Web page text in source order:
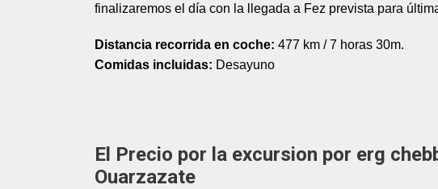
finalizaremos el día con la llegada a Fez prevista para
Distancia recorrida en coche: 477 km / 7 horas 30m.
Comidas incluidas: Desayuno
El Precio por la excursion por erg
Ouarzazate